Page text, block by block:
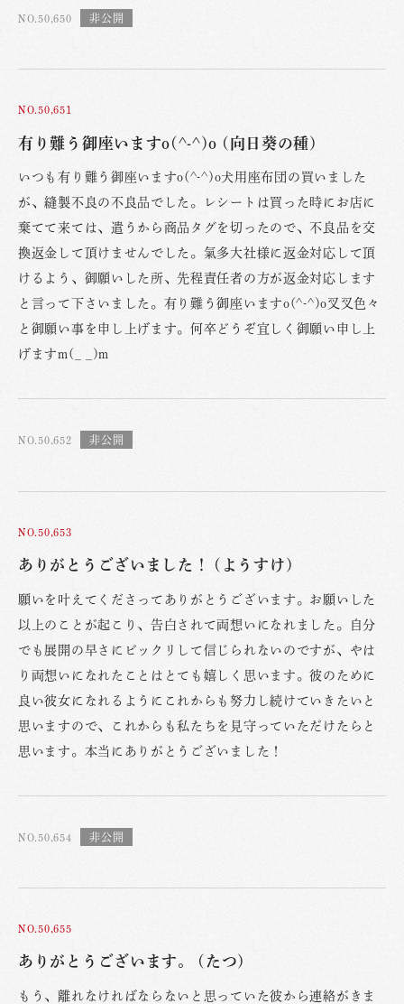
NO.50,650
NO.50,651
有り難う御座いますo(^-^)o (向日葵の種)
いつも有り難う御座いますo(^-^)o犬用座布団の買いました
が、縫製不良の不良品でした。レシートは買った時にお店に
棄てて来ては、遣うから商品タグを切ったので、不良品を交
換返金して頂けませんでした。氣多大社様に返金対応して頂
けるよう、御願いした所、先程責任者の方が返金対応します
と言って下さいました。有り難う御座いますo(^-^)o叉叉色々
と御願い事を申し上げます。何卒どうぞ宜しく御願い申し上
げますm(_ _)m
NO.50,652
NO.50,653
ありがとうございました！ (ようすけ)
願いを叶えてくださってありがとうございます。お願いした
以上のことが起こり、告白されて両想いになれました。自分
でも展開の早さにビックリして信じられないのですが、やは
り両想いになれたことはとても嬉しく思います。彼のために
良い彼女になれるようにこれからも努力し続けていきたいと
思いますので、これからも私たちを見守っていただけたらと
思います。本当にありがとうございました！
NO.50,654
NO.50,655
ありがとうございます。 (たつ)
もう、離れなければならないと思っていた彼から連絡がきま